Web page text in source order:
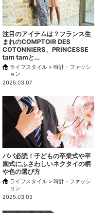
注目のアイテムは？フランス生
まれのCOMPTOIR DES
COTONNIERS、PRINCESSE
tam tamと…
ライフスタイル > 時計・ファッシ
ョン
2025.03.07
パパ必読！子どもの卒業式や卒
園式にふさわしいネクタイの柄
や色の選び方
ライフスタイル > 時計・ファッシ
ョン
2025.03.03